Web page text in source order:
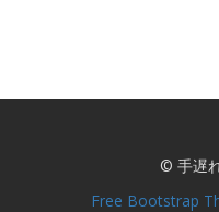
© 手遅
Free Bootstrap